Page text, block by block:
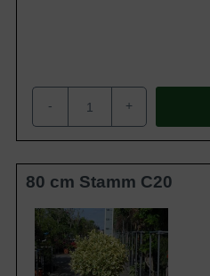
- +
80 cm Stamm C20